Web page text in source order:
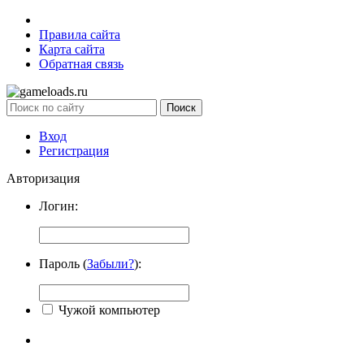
Правила сайта
Карта сайта
Обратная связь
Вход
Регистрация
Авторизация
Логин:
Пароль (Забыли?):
Чужой компьютер